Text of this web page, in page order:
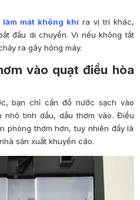
làm mát không khíra vị trí khác,
đầu di chuyển. Vì nếu không tắt
ra gây hỏng máy.
vào quạt điều hòa
bạn chỉ cần đổ nước sạch vào
nhỏ tinh dầu, dầu thơm vào. Điều
phòng thơm hơn, tuy nhiên đầy là
sản xuất khuyến cáo.